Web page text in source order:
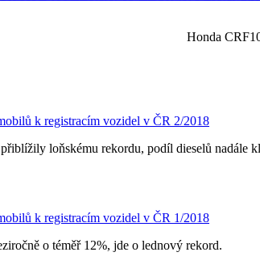
Honda
k registracím vozidel v ČR 2/2018
loňskému rekordu, podíl dieselů nadále
k registracím vozidel v ČR 1/2018
o téměř 12%, jde o lednový rekord.